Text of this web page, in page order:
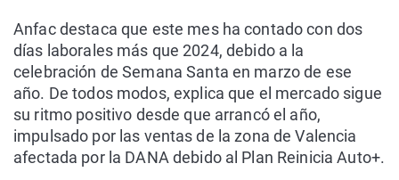
Anfac destaca que este mes ha contado con dos
días laborales más que 2024, debido a la
celebración de Semana Santa en marzo de ese
año. De todos modos, explica que el mercado sigue
su ritmo positivo desde que arrancó el año,
impulsado por las ventas de la zona de Valencia
afectada por la DANA debido al Plan Reinicia Auto+.